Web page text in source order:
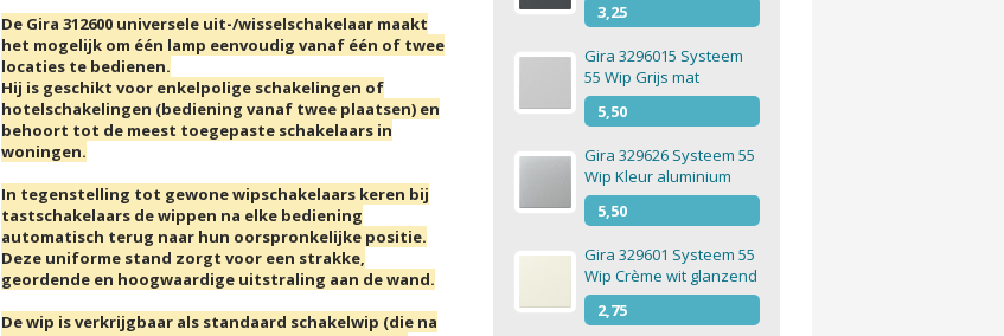
De Gira 312600 universele uit-/wisselschakelaar maakt
het mogelijk om één lamp eenvoudig vanaf één of twee
locaties te bedienen.
Hij is geschikt voor enkelpolige schakelingen of
hotelschakelingen (bediening vanaf twee plaatsen) en
behoort tot de meest toegepaste schakelaars in
woningen.
In tegenstelling tot gewone wipschakelaars keren bij
tastschakelaars de wippen na elke bediening
automatisch terug naar hun oorspronkelijke positie.
Deze uniforme stand zorgt voor een strakke,
geordende en hoogwaardige uitstraling aan de wand.
De wip is verkrijgbaar als standaard schakelwip (die na
3,25
Gira 3296015 Systeem
55 Wip Grijs mat
5,50
Gira 329626 Systeem 55
Wip Kleur aluminium
5,50
Gira 329601 Systeem 55
Wip Crème wit glanzend
2,75